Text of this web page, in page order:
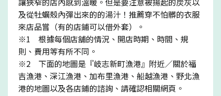
及從牡蠣殼內彈出來的的湯汁！推薦穿不怕髒的衣服
來店品嘗（有的店鋪可以借外套）。
※1 根據每個店舖的情況、開店時期、時間、規
則、費用等有所不同。
※2 下面的地圖是『岐志新町漁港』附近／關於福
吉漁港、深江漁港、加布里漁港、船越漁港、野北漁
港的地圖以及各店鋪的諮詢、請確認相關網頁。